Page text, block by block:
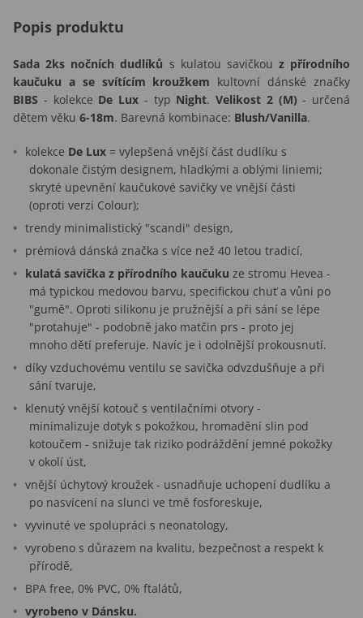
Popis produktu
Sada 2ks nočních dudlíků s kulatou savičkou z přírodního
kaučuku a se svítícím kroužkem kultovní dánské značky
BIBS - kolekce De Lux - typ Night. Velikost 2 (M) - určená
dětem věku 6-18m. Barevná kombinace: Blush/Vanilla.
kolekce De Lux = vylepšená vnější část dudlíku s
dokonale čistým designem, hladkými a oblými liniemi;
skryté upevnění kaučukové savičky ve vnější části
(oproti verzi Colour);
trendy minimalistický "scandi" design,
prémiová dánská značka s více než 40 letou tradicí,
kulatá savička z přírodního kaučuku ze stromu Hevea -
má typickou medovou barvu, specifickou chuť a vůni po
"gumě". Oproti silikonu je pružnější a při sání se lépe
"protahuje" - podobně jako matčin prs - proto jej
mnoho dětí preferuje. Navíc je i odolnější prokousnutí.
díky vzduchovému ventilu se savička odvzdušňuje a při
sání tvaruje,
klenutý vnější kotouč s ventilačními otvory -
minimalizuje dotyk s pokožkou, hromadění slin pod
kotoučem - snižuje tak riziko podráždění jemné pokožky
v okolí úst,
vnější úchytový kroužek - usnadňuje uchopení dudlíku a
po nasvícení na slunci ve tmě fosforeskuje,
vyvinuté ve spolupráci s neonatology,
vyrobeno s důrazem na kvalitu, bezpečnost a respekt k
přírodě,
BPA free, 0% PVC, 0% ftalátů,
vyrobeno v Dánsku.